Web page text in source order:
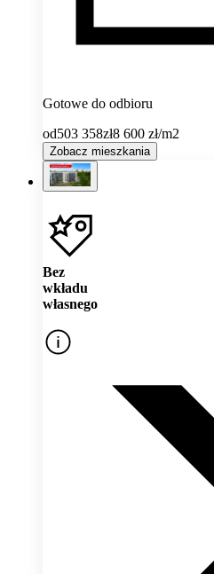
Gotowe do odbioru
od503 358zł8 600 zł/m2
Zobacz mieszkania
Bez
wkładu
własnego